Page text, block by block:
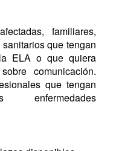
familiares,
que tengan
ELA o que quiera
comunicación.
que tengan